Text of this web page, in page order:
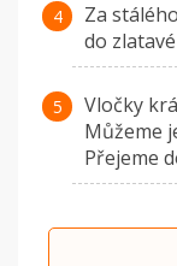
Za
do
Vločky
Můžeme
Přejeme